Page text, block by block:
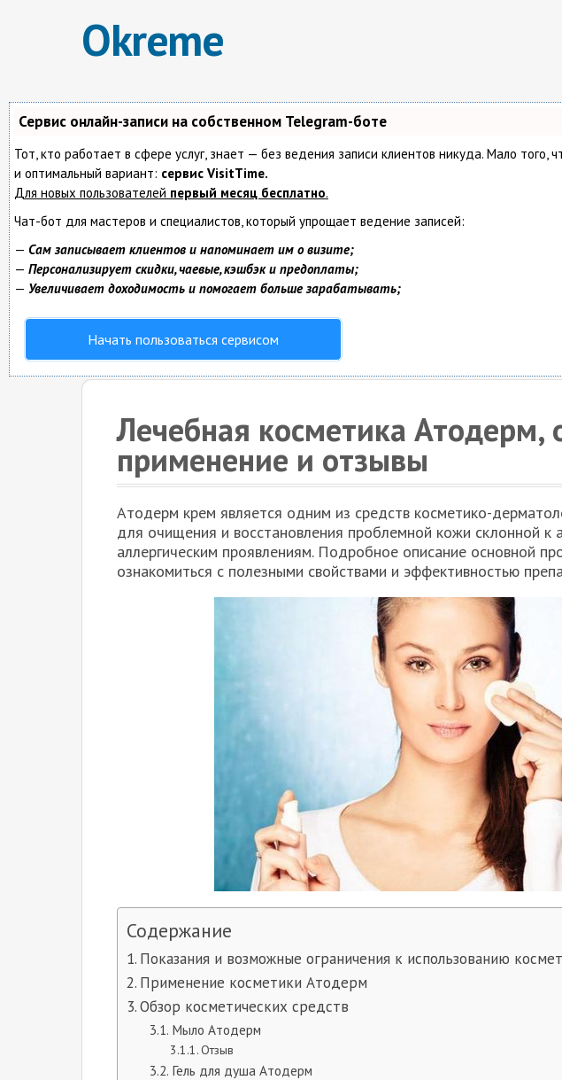
Okreme
Сервис онлайн-записи на собственном Telegram-боте
Тот, кто работает в сфере услуг, знает — без ведения записи клиентов никуда. Мало
и оптимальный вариант: сервис VisitTime.
Для новых пользователей первый месяц бесплатно.
Чат-бот для мастеров и специалистов, который упрощает ведение записей:
— Сам записывает клиентов и напоминает им о визите;
— Персонализирует скидки, чаевые, кэшбэк и предоплаты;
— Увеличивает доходимость и помогает больше зарабатывать;
Начать пользоваться сервисом
Лечебная косметика Атодерм,
применение и отзывы
Атодерм крем является одним из средств косметико-
для очищения и восстановления проблемной кожи склонной к
аллергическим проявлениям. Подробное описание основной
ознакомиться с полезными свойствами и эффективностью
Содержание
Показания и возможные ограничения к использованию
Применение косметики Атодерм
Обзор косметических средств
Мыло Атодерм
Отзыв
Гель для душа Атодерм